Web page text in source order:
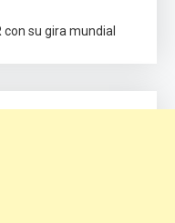
con su gira mundial